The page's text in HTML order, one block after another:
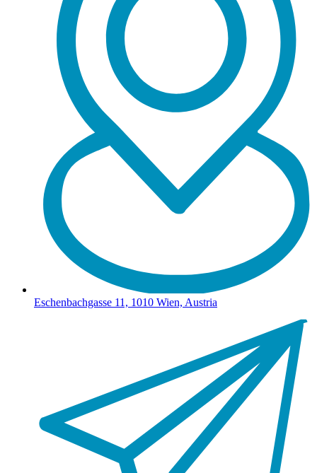
Eschenbachgasse 11, 1010 Wien, Austria